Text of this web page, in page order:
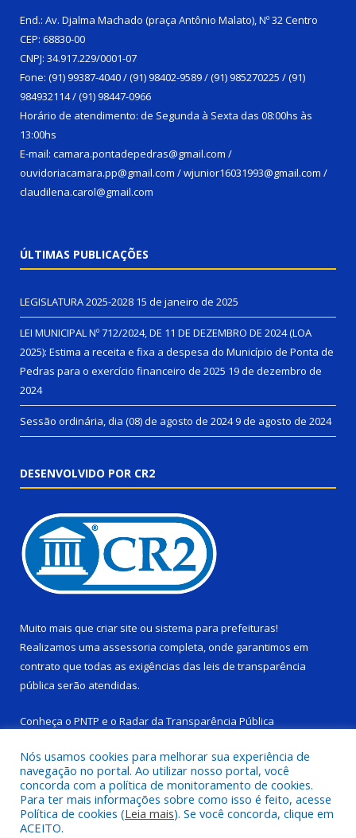
End.: Av. Djalma Machado (praça Antônio Malato), Nº 32 Centro
CEP: 68830-00
CNPJ: 34.917.229/0001-07
Fone: (91) 99387-4040 / (91) 98402-9589 / (91) 985270225 / (91)
984932114 / (91) 98447-0966
Horário de atendimento: de Segunda à Sexta das 08:00hs às
13:00hs
E-mail: camara.pontadepedras@gmail.com /
ouvidoriacamara.pp@gmail.com / wjunior16031993@gmail.com /
claudilena.carol@gmail.com
ÚLTIMAS PUBLICAÇÕES
LEGISLATURA 2025-2028 15 de janeiro de 2025
LEI MUNICIPAL Nº 712/2024, DE 11 DE DEZEMBRO DE 2024 (LOA
2025): Estima a receita e fixa a despesa do Município de Ponta de
Pedras para o exercício financeiro de 2025 19 de dezembro de
2024
Sessão ordinária, dia (08) de agosto de 20249 de agosto de 2024
DESENVOLVIDO POR CR2
Muito mais que criar site ou sistema para prefeituras!
Realizamos uma assessoria completa, onde garantimos em
contrato que todas as exigências das leis de transparência
pública serão atendidas.
Conheça o PNTP e o Radar da Transparência Pública
Todos os direitos reservados a Câmara Municipal de Ponta de
Pedras.
Nós usamos cookies para melhorar sua experiência de
navegação no portal. Ao utilizar nosso portal, você
concorda com a política de monitoramento de cookies.
Para ter mais informações sobre como isso é feito, acesse
Política de cookies (Leia mais). Se você concorda, clique em
ACEITO.